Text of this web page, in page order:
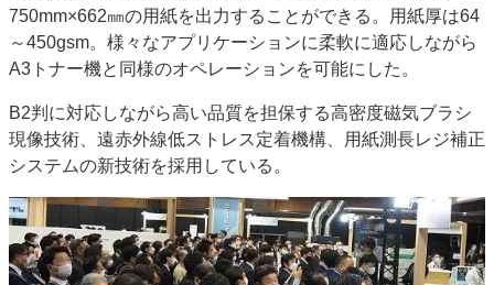
750mm×662㎜の用紙を出力することができる。用紙厚は64
～450gsm。様々なアプリケーションに柔軟に適応しながら
A3トナー機と同様のオペレーションを可能にした。
B2判に対応しながら高い品質を担保する高密度磁気ブラシ
現像技術、遠赤外線低ストレス定着機構、用紙測長レジ補正
システムの新技術を採用している。